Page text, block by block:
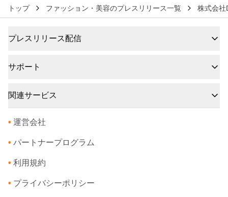
トップ ファッション・美容のプレスリリース一覧 株式会社
プレスリリース配信
サポート
関連サービス
• 運営会社
• パートナープログラム
• 利用規約
• プライバシーポリシー